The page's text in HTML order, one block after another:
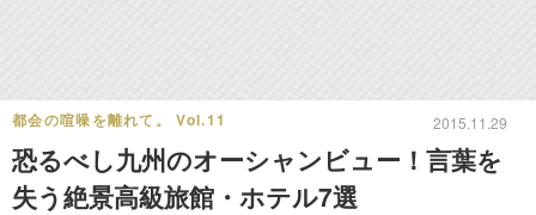
都会の喧噪を離れて。 Vol.11 2015.11.29
恐るべし九州のオーシャンビュー！言葉を
失う絶景高級旅館・ホテル7選